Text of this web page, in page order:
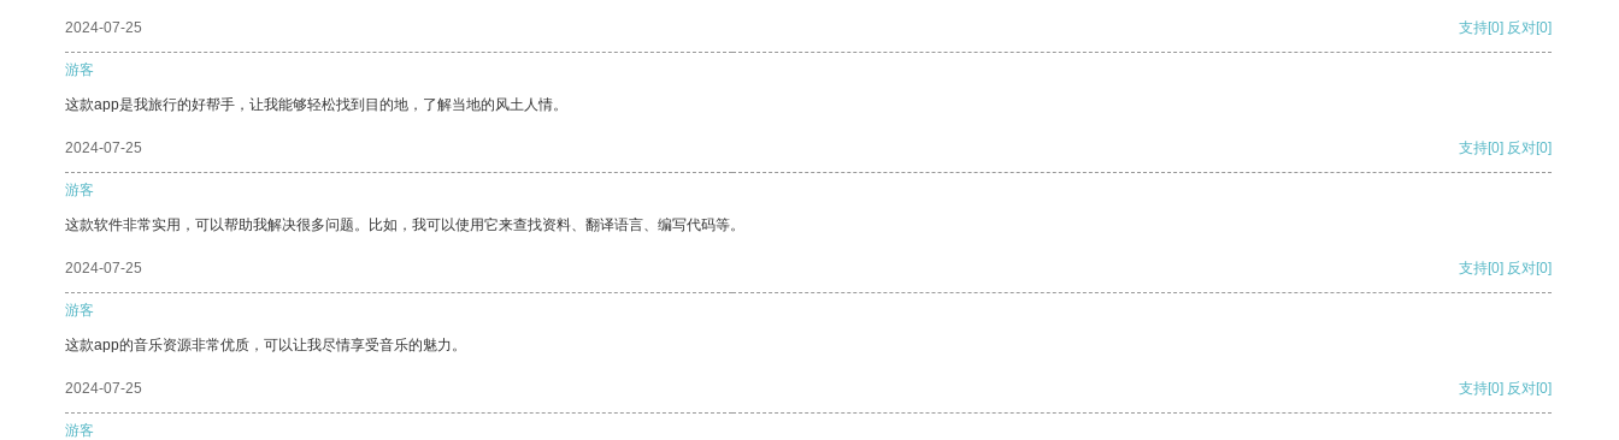
2024-07-25 支持[0] 反对[0]
游客
这款app是我旅行的好帮手，让我能够轻松找到目的地，了解当地的风土人情。
2024-07-25 支持[0] 反对[0]
游客
这款软件非常实用，可以帮助我解决很多问题。比如，我可以使用它来查找资料、翻译语言、编写代码等。
2024-07-25 支持[0] 反对[0]
游客
这款app的音乐资源非常优质，可以让我尽情享受音乐的魅力。
2024-07-25 支持[0] 反对[0]
游客